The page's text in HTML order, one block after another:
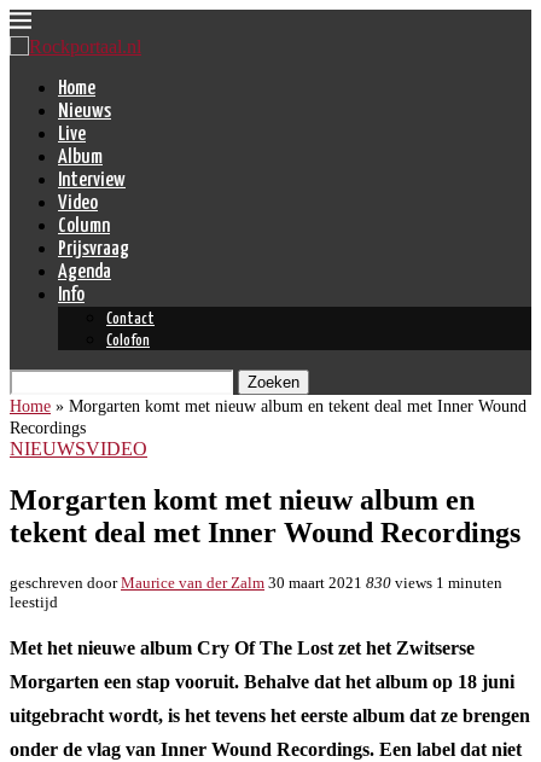
Home
Nieuws
Live
Album
Interview
Video
Column
Prijsvraag
Agenda
Info
Contact
Colofon
Zoeken
Home » Morgarten komt met nieuw album en tekent deal met Inner Wound
Recordings
NIEUWSVIDEO
Morgarten komt met nieuw album en
tekent deal met Inner Wound Recordings
geschreven doorMaurice van der Zalm 30 maart 2021 830 views 1 minuten
leestijd
Met het nieuwe album Cry Of The Lost zet het Zwitserse
Morgarten een stap vooruit. Behalve dat het album op 18 juni
uitgebracht wordt, is het tevens het eerste album dat ze brengen
onder de vlag van Inner Wound Recordings. Een label dat niet